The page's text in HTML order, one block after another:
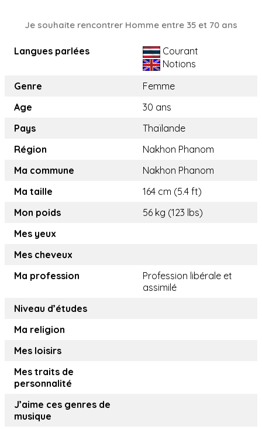
Je souhaite rencontrer Homme entre 35 et 70 ans
Langues parlées
Courant
Notions
Genre
Femme
Age
30 ans
Pays
Thaïlande
Région
Nakhon Phanom
Ma commune
Nakhon Phanom
Ma taille
164 cm (5.4 ft)
Mon poids
56 kg (123 lbs)
Mes yeux
Mes cheveux
Ma profession
Profession libérale et
assimilé
Niveau d’études
Ma religion
Mes loisirs
Mes traits de
personnalité
J’aime ces genres de
musique